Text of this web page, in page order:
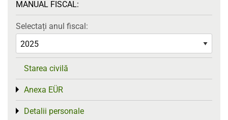
MANUAL FISCAL:
Selectați anul fiscal:
Starea civilă
Anexa EÜR
Toggle menu
Detalii personale
Toggle menu